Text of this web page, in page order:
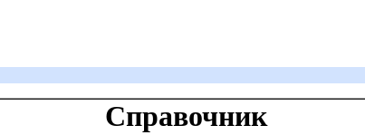
Справочник